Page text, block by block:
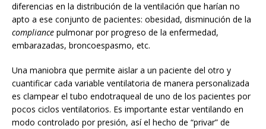
diferencias en la distribución de la ventilación que harían no
apto a ese conjunto de pacientes: obesidad, disminución de la
compliance pulmonar por progreso de la enfermedad,
embarazadas, broncoespasmo, etc.
Una maniobra que permite aislar a un paciente del otro y
cuantificar cada variable ventilatoria de manera personalizada
es clampear el tubo endotraqueal de uno de los pacientes por
pocos ciclos ventilatorios. Es importante estar ventilando en
modo controlado por presión, así el hecho de “privar” de